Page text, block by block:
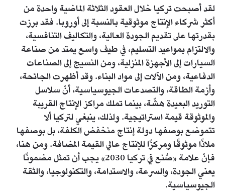
لقد أصبحت تركيا خلال العقود الثلاثة الماضية واحدة من
أكثر شركاء الإنتاج موثوقية بالنسبة إلى أوروبا. فقد برزت
بقدرتها على تقديم الجودة العالية، والتكاليف التنافسية،
والالتزام بمواعيد التسليم، في طيف واسع يمتد من صناعة
السيارات إلى الأجهزة المنزلية، ومن النسيج إلى الصناعات
الدفاعية، ومن الآلات إلى مواد البناء. وقد أظهرت الجائحة،
وأزمة الطاقة، والتصدعات الجيوسياسية، أنّ سلاسل
التوريد البعيدة هشّة، بينما تملك مراكز الإنتاج القريبة
والموثوقة قيمة استراتيجية. ولذلك، ينبغي لتركيا ألا
تتموضع بوصفها دولة إنتاج منخفض الكلفة، بل بوصفها
ملاذًا موثوقًا ومركزًا للإنتاج عالي القيمة المضافة. ومن هنا،
فإنّ علامة «صُنع في تركيا 2030» يجب أن تمثل مضمونًا
يعني الجودة، والسرعة، والاستدامة، والتكنولوجيا، والثقة
الجيوسياسية.